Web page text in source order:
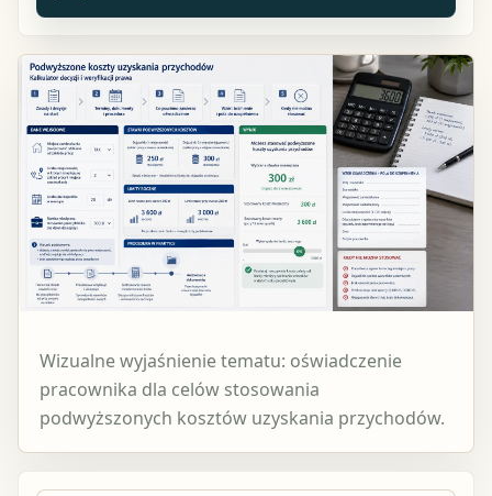
Wizualne wyjaśnienie tematu: oświadczenie
pracownika dla celów stosowania
podwyższonych kosztów uzyskania przychodów.